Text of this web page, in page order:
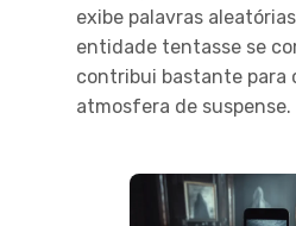
exibe palavras
entidade tentasse se
contribui bastante para
atmosfera de suspense.